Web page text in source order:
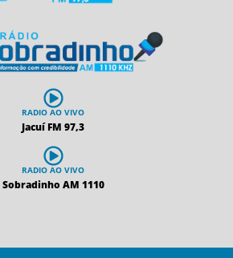
RADIO AO VIVO
Jacuí FM 97,3
RADIO AO VIVO
Sobradinho AM 1110